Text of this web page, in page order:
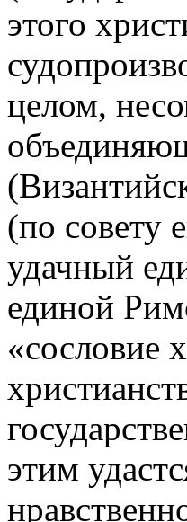
этого
целом,
(по совету
удачный
единой
«сословие
этим